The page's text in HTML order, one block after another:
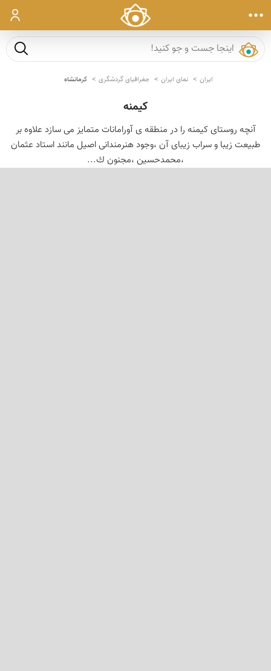
ورود
جست و
ایران نمای ایران جغرافیای گردشگری کرمانشاه
کیمنه
آنچه روستای كیمنه را در منطقه ی آورامانات متمایز می سازد علاوه بر
طبیعت زیبا و سراب زیبای آن ،وجود هنرمندانی اصیل مانند استاد عثمان
،محمدحسین ،مجنون ك...